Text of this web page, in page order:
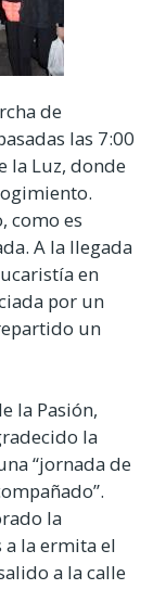
de
las 7:00
la Luz, donde
como es
A la llegada
en
por un
un
la Pasión,
la
“jornada de
la
a la ermita el
a la calle